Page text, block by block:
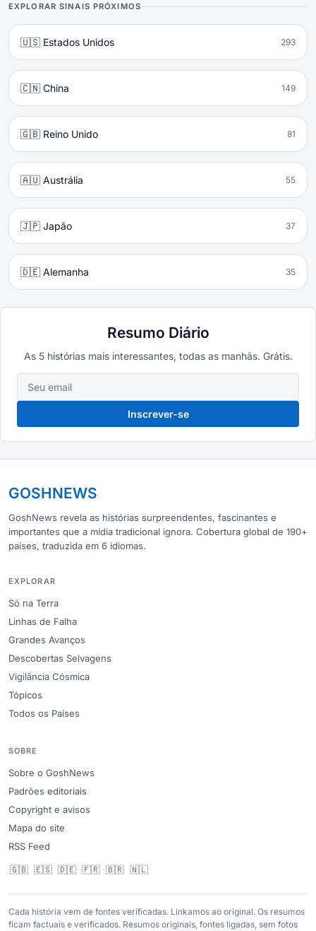
EXPLORAR SINAIS PRÓXIMOS
🇺🇸 Estados Unidos 293
🇨🇳 China 149
🇬🇧 Reino Unido 81
🇦🇺 Austrália 55
🇯🇵 Japão 37
🇩🇪 Alemanha 35
Resumo Diário
As 5 histórias mais interessantes, todas as manhãs. Grátis.
Inscrever-se
GOSHNEWS
GoshNews revela as histórias surpreendentes, fascinantes e
importantes que a mídia tradicional ignora. Cobertura global de 190+
países, traduzida em 6 idiomas.
EXPLORAR
Só na Terra
Linhas de Falha
Grandes Avanços
Descobertas Selvagens
Vigilância Cósmica
Tópicos
Todos os Países
SOBRE
Sobre o GoshNews
Padrões editoriais
Copyright e avisos
Mapa do site
RSS Feed
🇬🇧 🇪🇸 🇩🇪 🇫🇷 🇧🇷 🇳🇱
Cada história vem de fontes verificadas. Linkamos ao original. Os resumos
ficam factuais e verificados. Resumos originais, fontes ligadas, sem fotos